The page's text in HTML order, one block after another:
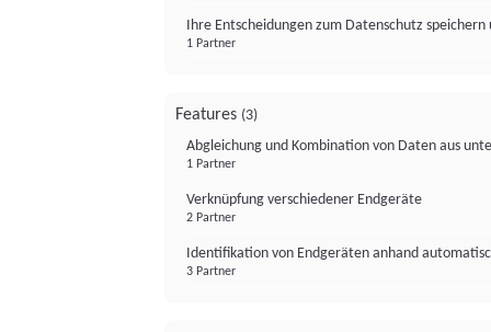
Ihre Entscheidungen zum Datenschutz
1 Partner
Features (3)
Abgleichung und Kombination von Daten aus
1 Partner
Verknüpfung verschiedener Endgeräte
2 Partner
Identifikation von Endgeräten anhand
3 Partner